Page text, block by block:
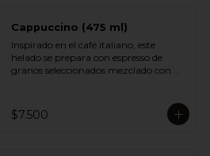
Cappuccino (475 ml)
Inspirado en el café italiano, este
helado se prepara con espresso de
granos seleccionados mezclado con
con un sabor profundo que encantará
a quienes disfrutan del buen café.
$7.500